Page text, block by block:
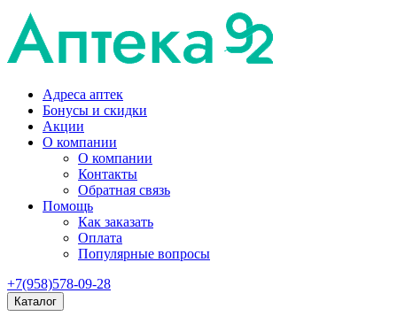
Адреса аптек
Бонусы и скидки
Акции
О компании
О компании
Контакты
Обратная связь
Помощь
Как заказать
Оплата
Популярные вопросы
+7(958)578-09-28
Каталог